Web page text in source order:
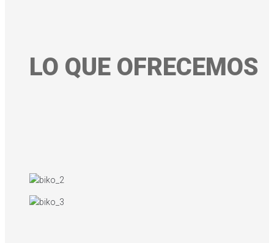
LO QUE OFRECEMOS